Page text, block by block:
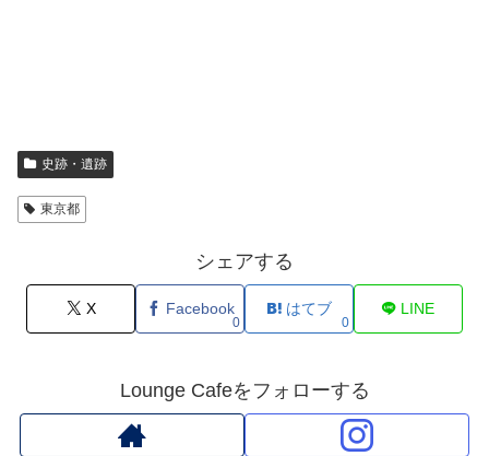
史跡・遺跡
東京都
シェアする
X Facebook
0
はてブ
0
LINE
Lounge Cafeをフォローする